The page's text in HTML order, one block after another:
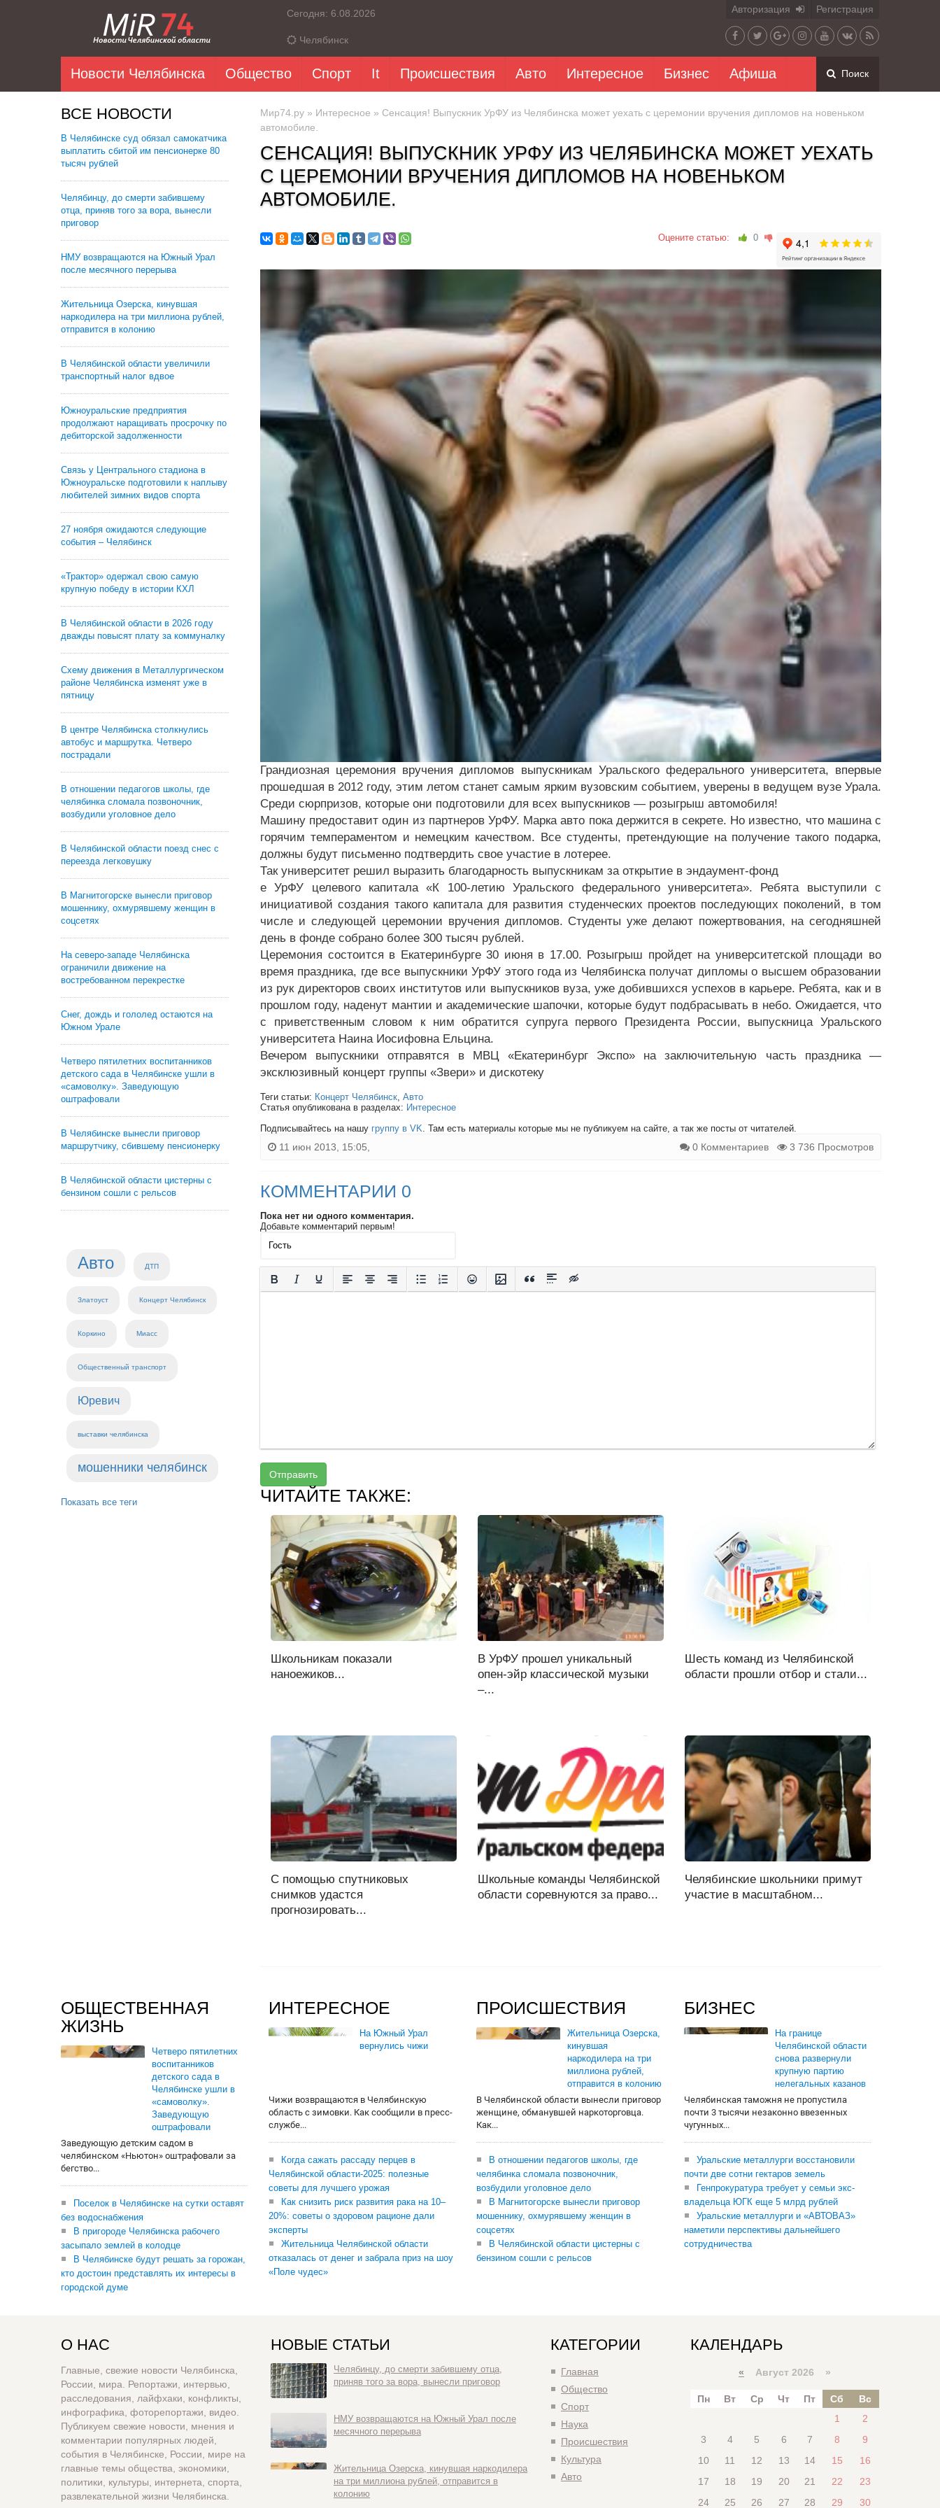
Сегодня: 6.08.2026
Челябинск
Авторизация Регистрация
Новости Челябинска Общество Спорт It Происшествия Авто Интересное Бизнес Афиша Поиск
ВСЕ НОВОСТИ
В Челябинске суд обязал самокатчика
выплатить сбитой им пенсионерке 80
тысяч рублей
Челябинцу, до смерти забившему
отца, приняв того за вора, вынесли
приговор
НМУ возвращаются на Южный Урал
после месячного перерыва
Жительница Озерска, кинувшая
наркодилера на три миллиона рублей,
отправится в колонию
В Челябинской области увеличили
транспортный налог вдвое
Южноуральские предприятия
продолжают наращивать просрочку по
дебиторской задолженности
Связь у Центрального стадиона в
Южноуральске подготовили к наплыву
любителей зимних видов спорта
27 ноября ожидаются следующие
события – Челябинск
«Трактор» одержал свою самую
крупную победу в истории КХЛ
В Челябинской области в 2026 году
дважды повысят плату за коммуналку
Схему движения в Металлургическом
районе Челябинска изменят уже в
пятницу
В центре Челябинска столкнулись
автобус и маршрутка. Четверо
пострадали
В отношении педагогов школы, где
челябинка сломала позвоночник,
возбудили уголовное дело
В Челябинской области поезд снес с
переезда легковушку
В Магнитогорске вынесли приговор
мошеннику, охмурявшему женщин в
соцсетях
На северо-западе Челябинска
ограничили движение на
востребованном перекрестке
Снег, дождь и гололед остаются на
Южном Урале
Четверо пятилетних воспитанников
детского сада в Челябинске ушли в
«самоволку». Заведующую
оштрафовали
В Челябинске вынесли приговор
маршрутчику, сбившему пенсионерку
В Челябинской области цистерны с
бензином сошли с рельсов
Авто ДТП
Златоуст Концерт Челябинск
Коркино Миасс
Общественный транспорт
Юревич
выставки челябинска
мошенники челябинск
Показать все теги
Мир74.ру » Интересное » Сенсация! Выпускник УрФУ из Челябинска может уехать с церемонии вручения дипломов на новеньком
автомобиле.
СЕНСАЦИЯ! ВЫПУСКНИК УРФУ ИЗ ЧЕЛЯБИНСКА МОЖЕТ УЕХАТЬ
С ЦЕРЕМОНИИ ВРУЧЕНИЯ ДИПЛОМОВ НА НОВЕНЬКОМ
АВТОМОБИЛЕ.
Оцените статью: 0
Грандиозная церемония вручения дипломов выпускникам Уральского федерального университета, впервые
прошедшая в 2012 году, этим летом станет самым ярким вузовским событием, уверены в ведущем вузе Урала.
Среди сюрпризов, которые они подготовили для всех выпускников — розыгрыш автомобиля!
Машину предоставит один из партнеров УрФУ. Марка авто пока держится в секрете. Но известно, что машина с
горячим темпераментом и немецким качеством. Все студенты, претендующие на получение такого подарка,
должны будут письменно подтвердить свое участие в лотерее.
Так университет решил выразить благодарность выпускникам за открытие в эндаумент-фонд
е УрФУ целевого капитала «К 100-летию Уральского федерального университета». Ребята выступили с
инициативой создания такого капитала для развития студенческих проектов последующих поколений, в том
числе и следующей церемонии вручения дипломов. Студенты уже делают пожертвования, на сегодняшней
день в фонде собрано более 300 тысяч рублей.
Церемония состоится в Екатеринбурге 30 июня в 17.00. Розыгрыш пройдет на университетской площади во
время праздника, где все выпускники УрФУ этого года из Челябинска получат дипломы о высшем образовании
из рук директоров своих институтов или выпускников вуза, уже добившихся успехов в карьере. Ребята, как и в
прошлом году, наденут мантии и академические шапочки, которые будут подбрасывать в небо. Ожидается, что
с приветственным словом к ним обратится супруга первого Президента России, выпускница Уральского
университета Наина Иосифовна Ельцина.
Вечером выпускники отправятся в МВЦ «Екатеринбург Экспо» на заключительную часть праздника —
эксклюзивный концерт группы «Звери» и дискотеку
Теги статьи: Концерт Челябинск Авто
Статья опубликована в разделах: Интересное
Подписывайтесь на нашу группу в VK . Там есть материалы которые мы не публикуем на сайте, а так же посты от читателей.
11 июн 2013, 15:05, 0 Комментариев 3 736 Просмотров
КОММЕНТАРИИ 0
Пока нет ни одного комментария.
Добавьте комментарий первым!
Отправить
ЧИТАЙТЕ ТАКЖЕ:
Школьникам показали
наноежиков...
В УрФУ прошел уникальный
опен-эйр классической музыки
–...
Шесть команд из Челябинской
области прошли отбор и стали...
С помощью спутниковых
снимков удастся
прогнозировать...
Школьные команды Челябинской
области соревнуются за право...
Челябинские школьники примут
участие в масштабном...
ОБЩЕСТВЕННАЯ
ЖИЗНЬ
Четверо пятилетних
воспитанников
детского сада в
Челябинске ушли в
«самоволку».
Заведующую
оштрафовали
Заведующую детским садом в
челябинском «Ньютон» оштрафовали за
бегство...
Поселок в Челябинске на сутки оставят
без водоснабжения
В пригороде Челябинска рабочего
засыпало землей в колодце
В Челябинске будут решать за горожан,
кто достоин представлять их интересы в
городской думе
ИНТЕРЕСНОЕ
На Южный Урал
вернулись чижи
Чижи возвращаются в Челябинскую
область с зимовки. Как сообщили в пресс-
службе...
Когда сажать рассаду перцев в
Челябинской области-2025: полезные
советы для лучшего урожая
Как снизить риск развития рака на 10–
20%: советы о здоровом рационе дали
эксперты
Жительница Челябинской области
отказалась от денег и забрала приз на шоу
«Поле чудес»
ПРОИСШЕСТВИЯ
Жительница Озерска,
кинувшая
наркодилера на три
миллиона рублей,
отправится в колонию
В Челябинской области вынесли приговор
женщине, обманувшей наркоторговца.
Как...
В отношении педагогов школы, где
челябинка сломала позвоночник,
возбудили уголовное дело
В Магнитогорске вынесли приговор
мошеннику, охмурявшему женщин в
соцсетях
В Челябинской области цистерны с
бензином сошли с рельсов
БИЗНЕС
На границе
Челябинской области
снова развернули
крупную партию
нелегальных казанов
Челябинская таможня не пропустила
почти 3 тысячи незаконно ввезенных
чугунных...
Уральские металлурги восстановили
почти две сотни гектаров земель
Генпрокуратура требует у семьи экс-
владельца ЮГК еще 5 млрд рублей
Уральские металлурги и «АВТОВАЗ»
наметили перспективы дальнейшего
сотрудничества
О НАС
Главные, свежие новости Челябинска,
России, мира. Репортажи, интервью,
расследования, лайфхаки, конфликты,
инфографика, фоторепортажи, видео.
Публикуем свежие новости, мнения и
комментарии популярных людей,
события в Челябинске, России, мире на
главные темы общества, экономики,
политики, культуры, интернета, спорта,
развлекательной жизни Челябинска.
НОВЫЕ СТАТЬИ
Челябинцу, до смерти забившему отца,
приняв того за вора, вынесли приговор
НМУ возвращаются на Южный Урал после
месячного перерыва
Жительница Озерска, кинувшая наркодилера
на три миллиона рублей, отправится в
колонию
КАТЕГОРИИ
Главная
Общество
Спорт
Наука
Происшествия
Культура
Авто
КАЛЕНДАРЬ
« Август 2026 »
Пн Вт Ср Чт Пт Сб
Вс
1
2
3
4 5 6 7 8
9
10
11 12 13 14 15
16
17
18 19 20 21 22
23
24
25 26 27 28 29 30